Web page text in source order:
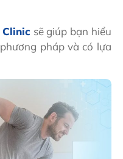
Clinic sẽ giúp bạn hiểu
pháp và có lựa